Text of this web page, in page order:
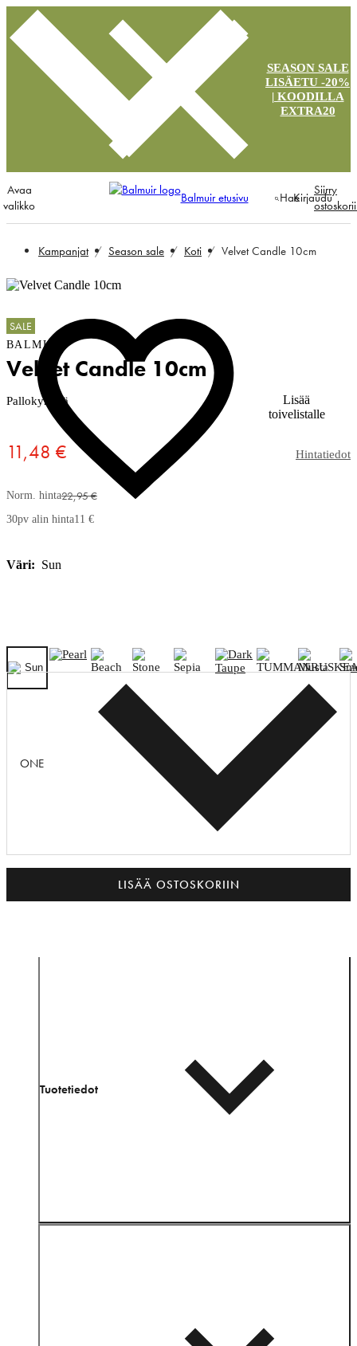
SEASON SALE
LISÄETU -20%
| KOODILLA
EXTRA20
Avaa
valikko
Balmuir etusivu HaeKirjaudu
Siirry
Kampanjat Season sale Koti Velvet Candle 10cm
Lisää
toivelistalle
SALE
BALMUIR
Velvet Candle 10cm
Pallokynttilä
11,48 € Hintatiedot
Norm. hinta22,95 €
30pv alin hinta11 €
Väri: Sun
ONE
LISÄÄ OSTOSKORIIN
Tuotetiedot